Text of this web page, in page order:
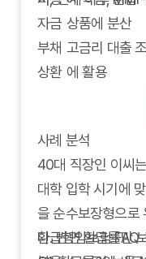
자금 상품에 분산
부채
상환
고금리 대출
에 활용
사례 분석
40대 직장인 이씨
대학 입학 시기에
을 순수보장형으로
다. 반면 환급률만
환급형암보험 FAQ